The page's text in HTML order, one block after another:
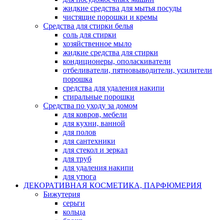
жидкие средства для мытья посуды
чистящие порошки и кремы
Средства для стирки белья
соль для стирки
хозяйственное мыло
жидкие средства для стирки
кондиционеры, ополаскиватели
отбеливатели, пятновыводители, усилители
порошка
средства для удаления накипи
стиральные порошки
Средства по уходу за домом
для ковров, мебели
для кухни, ванной
для полов
для сантехники
для стекол и зеркал
для труб
для удаления накипи
для утюга
ДЕКОРАТИВНАЯ КОСМЕТИКА, ПАРФЮМЕРИЯ
Бижутерия
серьги
кольца